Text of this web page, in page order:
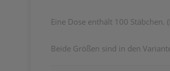
Eine Dose enthält 100
Beide Größen sind in den